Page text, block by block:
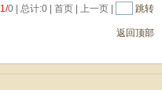
1/0 | 总计:0 | 首页 | 上一页 | 跳转
返回顶部